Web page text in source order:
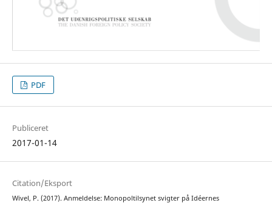
PDF
Publiceret
2017-01-14
Citation/Eksport
Wivel, P. (2017). Anmeldelse: Monopoltilsynet svigter på Idéernes